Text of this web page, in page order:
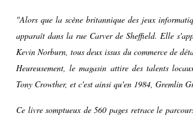
"Alors que la scène britannique des jeux
apparaît dans la rue Carver de Sheffield. Elle
Kevin Norburn, tous deux issus du commerce de
Heureusement, le magasin attire des talents
Tony Crowther, et c'est ainsi qu'en 1984, Gremlin
Ce livre somptueux de 560 pages retrace le